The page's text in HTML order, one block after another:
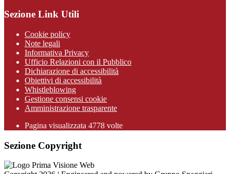
Sezione Link Utili
Cookie policy
Note legali
Informativa Privacy
Ufficio Relazioni con il Pubblico
Dichiarazione di accessibilità
Obiettivi di accessibilità
Whistleblowing
Gestione consensi cookie
Amministrazione trasparente
Pagina visualizzata 4778 volte
Sezione Copyright